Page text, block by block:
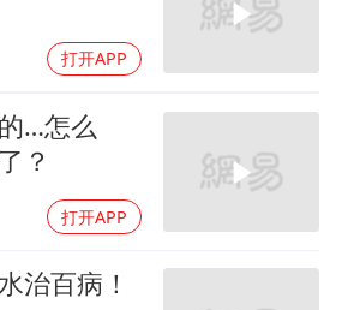
打开APP
…怎么
？
打开APP
治百病！